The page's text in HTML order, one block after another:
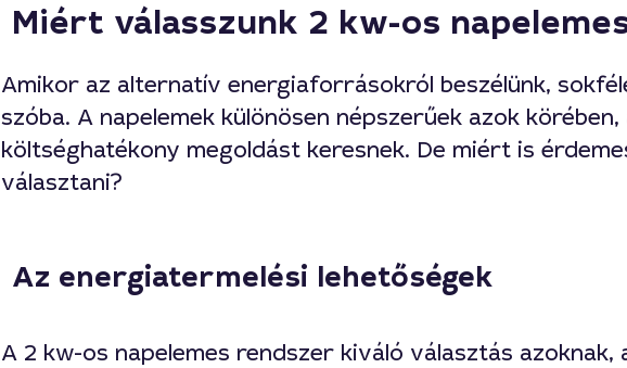
Miért válasszunk 2 kw-os
Amikor az alternatív energiaforrásokról beszélünk,
szóba. A napelemek különösen népszerűek azok
költséghatékony megoldást keresnek. De miért is
választani?
Az energiatermelési lehetőségek
A 2 kw-os napelemes rendszer kiváló választás azoknak,